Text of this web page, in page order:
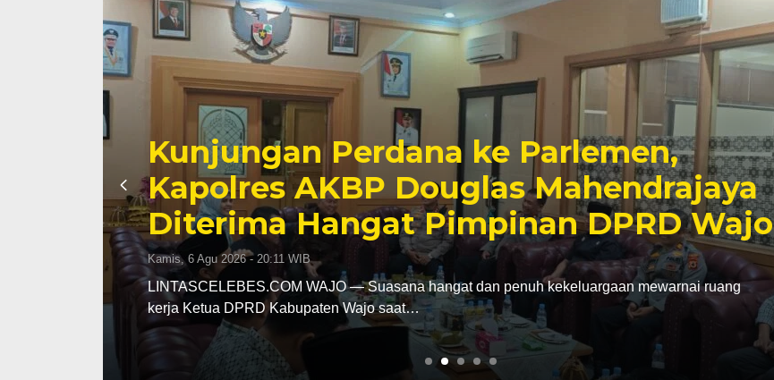
Awali Tugas sebagai Kabagbinkar,
AKBP Fantry Taherong Tekankan
Kebersihan dan Disiplin Demi
Kepuasan Publik
Kamis, 6 Agu 2026 - 19:39 WIB
LINTASCELEBES.COM MAKASSAR — Mengawali hari pertama pelaksanaan tugas sebagai
Kepala Bagian Pembinaan Karier (Kabagbinkar) Biro SDM…